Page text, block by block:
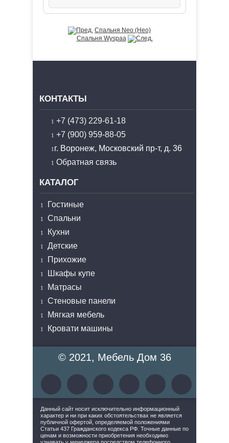
Спальня Neo (Нео)
Спальня Wyspaa
КОНТАКТЫ
+7 (473) 229-61-18
+7 (900) 959-88-05
г. Воронеж, Московский пр-т, д. 36
Обратная связь
КАТАЛОГ
Гостиные
Спальни
Кухни
Детские
Прихожие
Шкафы купе
Матрасы
Стеновые панели
Мягкая мебель
Кровати машины
© 2021, Мебель Дом 36
Данный сайт носит исключительно информационный
характер и ни при каких обстоятельствах не является
публичной офертой, определяемой положениями
Статьи 437 Гражданского кодекса РФ. Точные данные по
ценам и возможности приобретения необходимо